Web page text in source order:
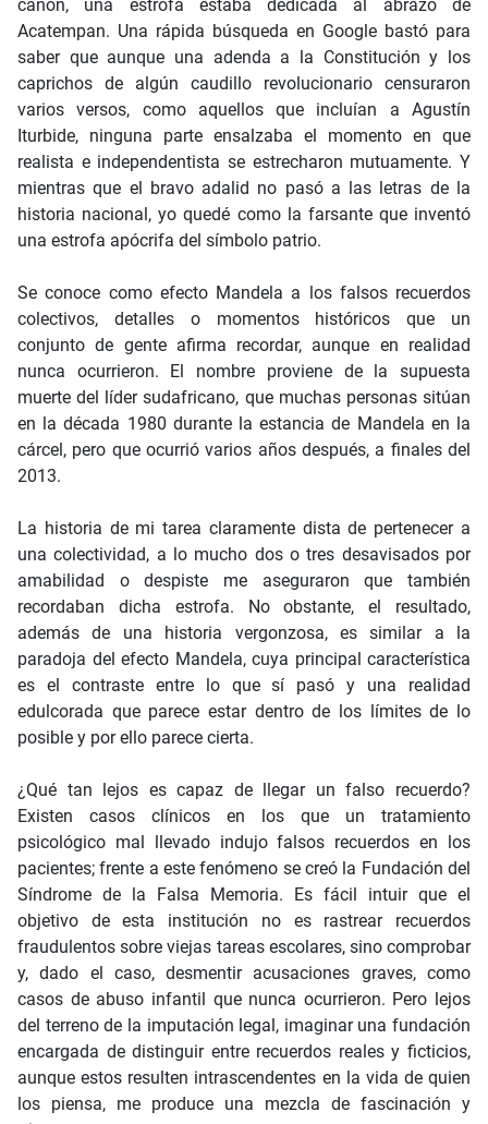
cañón, una estrofa estaba dedicada al abrazo de
Acatempan. Una rápida búsqueda en Google bastó para
saber que aunque una adenda a la Constitución y los
caprichos de algún caudillo revolucionario censuraron
varios versos, como aquellos que incluían a Agustín
Iturbide, ninguna parte ensalzaba el momento en que
realista e independentista se estrecharon mutuamente. Y
mientras que el bravo adalid no pasó a las letras de la
historia nacional, yo quedé como la farsante que inventó
una estrofa apócrifa del símbolo patrio.
Se conoce como efecto Mandela a los falsos recuerdos
colectivos, detalles o momentos históricos que un
conjunto de gente afirma recordar, aunque en realidad
nunca ocurrieron. El nombre proviene de la supuesta
muerte del líder sudafricano, que muchas personas sitúan
en la década 1980 durante la estancia de Mandela en la
cárcel, pero que ocurrió varios años después, a finales del
2013.
La historia de mi tarea claramente dista de pertenecer a
una colectividad, a lo mucho dos o tres desavisados por
amabilidad o despiste me aseguraron que también
recordaban dicha estrofa. No obstante, el resultado,
además de una historia vergonzosa, es similar a la
paradoja del efecto Mandela, cuya principal característica
es el contraste entre lo que sí pasó y una realidad
edulcorada que parece estar dentro de los límites de lo
posible y por ello parece cierta.
¿Qué tan lejos es capaz de llegar un falso recuerdo?
Existen casos clínicos en los que un tratamiento
psicológico mal llevado indujo falsos recuerdos en los
pacientes; frente a este fenómeno se creó la Fundación del
Síndrome de la Falsa Memoria. Es fácil intuir que el
objetivo de esta institución no es rastrear recuerdos
fraudulentos sobre viejas tareas escolares, sino comprobar
y, dado el caso, desmentir acusaciones graves, como
casos de abuso infantil que nunca ocurrieron. Pero lejos
del terreno de la imputación legal, imaginar una fundación
encargada de distinguir entre recuerdos reales y ficticios,
aunque estos resulten intrascendentes en la vida de quien
los piensa, me produce una mezcla de fascinación y